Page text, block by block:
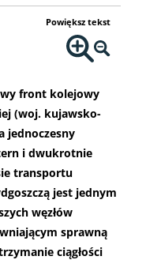
Powiększ tekst
front kolejowy
(woj. kujawsko-
jednoczesny
i dwukrotnie
transportu
jest jednym
węzłów
sprawną
ciągłości